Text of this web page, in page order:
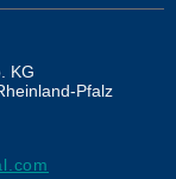
KG
Pfalz